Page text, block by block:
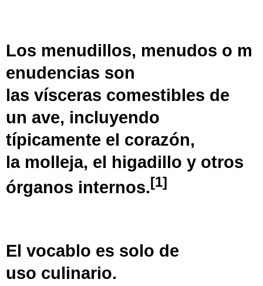
Los menudillos, menudos o m
enudencias son
las vísceras comestibles de
un ave, incluyendo
típicamente el corazón,
la molleja, el higadillo y otros
órganos internos.[1]
El vocablo es solo de
uso culinario.